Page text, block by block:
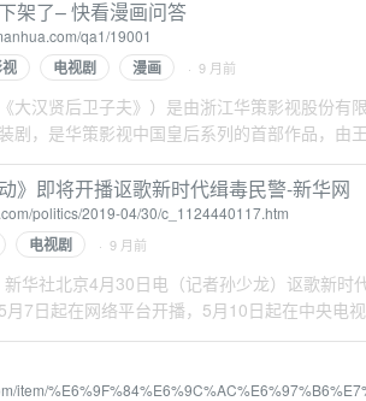
架了– 快看漫画问答
qa1/19001
电视剧 漫画 · 9 月前
大汉贤后卫子夫》）是由浙江华策影视股份有
剧，是华策影视中国皇后系列的首部作品，由
》即将开播讴歌新时代缉毒民警-新华网
politics/2019-04/30/c_1124440117.htm
电视剧 · 9 月前
华社北京4月30日电（记者孙少龙）讴歌新时
月7日起在网络平台开播，5月10日起在中央电
item/